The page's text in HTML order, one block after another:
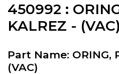
450992 :
KALREZ - (VAC)
Part Name: ORING,
(VAC)